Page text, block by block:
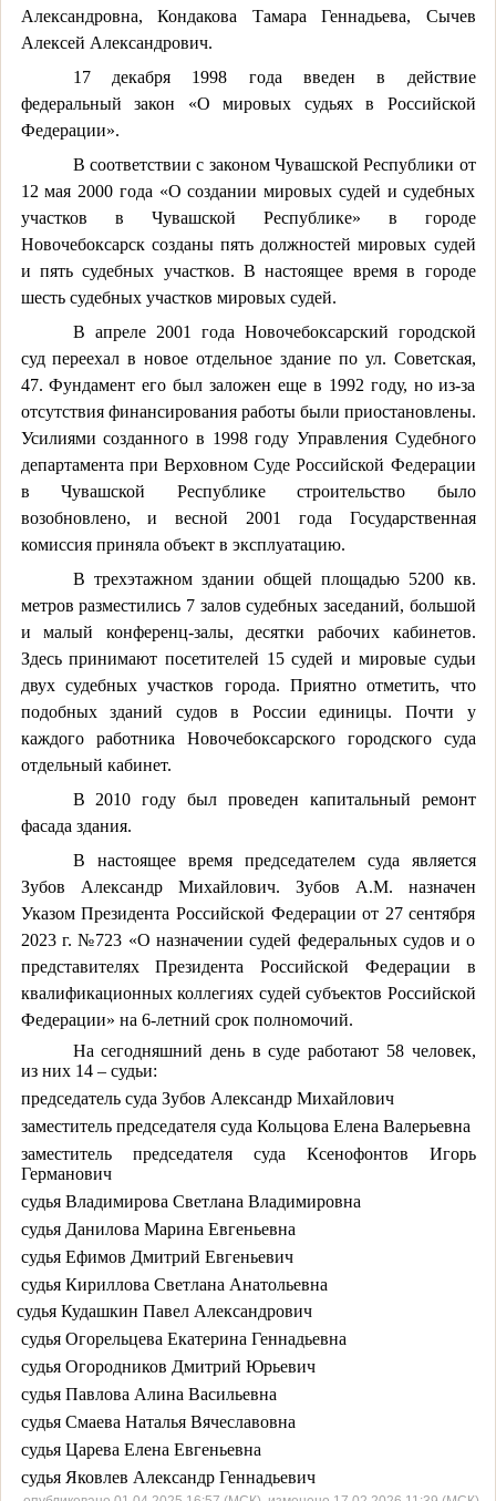
Александровна, Кондакова Тамара Геннадьева, Сычев
Алексей Александрович.
17 декабря 1998 года введен в действие
федеральный закон «О мировых судьях в Российской
Федерации».
В соответствии с законом Чувашской Республики от
12 мая 2000 года «О создании мировых судей и судебных
участков в Чувашской Республике» в городе
Новочебоксарск созданы пять должностей мировых судей
и пять судебных участков. В настоящее время в городе
шесть судебных участков мировых судей.
В апреле 2001 года Новочебоксарский городской
суд переехал в новое отдельное здание по ул. Советская,
47. Фундамент его был заложен еще в 1992 году, но из-за
отсутствия финансирования работы были приостановлены.
Усилиями созданного в 1998 году Управления Судебного
департамента при Верховном Суде Российской Федерации
в Чувашской Республике строительство было
возобновлено, и весной 2001 года Государственная
комиссия приняла объект в эксплуатацию.
В трехэтажном здании общей площадью 5200 кв.
метров разместились 7 залов судебных заседаний, большой
и малый конференц-залы, десятки рабочих кабинетов.
Здесь принимают посетителей 15 судей и мировые судьи
двух судебных участков города. Приятно отметить, что
подобных зданий судов в России единицы. Почти у
каждого работника Новочебоксарского городского суда
отдельный кабинет.
В 2010 году был проведен капитальный ремонт
фасада здания.
В настоящее время председателем суда является
Зубов Александр Михайлович. Зубов А.М. назначен
Указом Президента Российской Федерации от 27 сентября
2023 г. №723 «О назначении судей федеральных судов и о
представителях Президента Российской Федерации в
квалификационных коллегиях судей субъектов Российской
Федерации» на 6-летний срок полномочий.
На сегодняшний день в суде работают 58 человек,
из них 14 – судьи:
председатель суда Зубов Александр Михайлович
заместитель председателя суда Кольцова Елена Валерьевна
заместитель председателя суда Ксенофонтов Игорь
Германович
судья Владимирова Светлана Владимировна
судья Данилова Марина Евгеньевна
судья Ефимов Дмитрий Евгеньевич
судья Кириллова Светлана Анатольевна
судья Кудашкин Павел Александрович
судья Огорельцева Екатерина Геннадьевна
судья Огородников Дмитрий Юрьевич
судья Павлова Алина Васильевна
судья Смаева Наталья Вячеславовна
судья Царева Елена Евгеньевна
судья Яковлев Александр Геннадьевич